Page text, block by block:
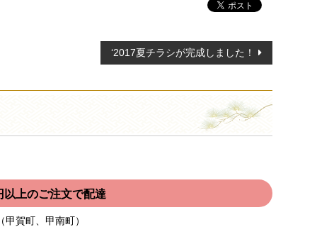
‘2017夏チラシが完成しました！
以上のご注文で配達
甲賀町、甲南町）